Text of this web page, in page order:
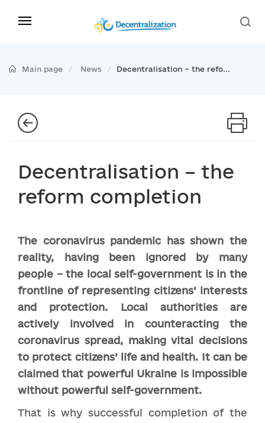
Main page News Decentralisation – the refo...
Decentralisation – the
reform completion
The coronavirus pandemic has shown the
reality, having been ignored by many
people – the local self-government is in the
frontline of representing citizens’ interests
and protection. Local authorities are
actively involved in counteracting the
coronavirus spread, making vital decisions
to protect citizens’ life and health. It can be
claimed that powerful Ukraine is impossible
without powerful self-government.
That is why successful completion of the